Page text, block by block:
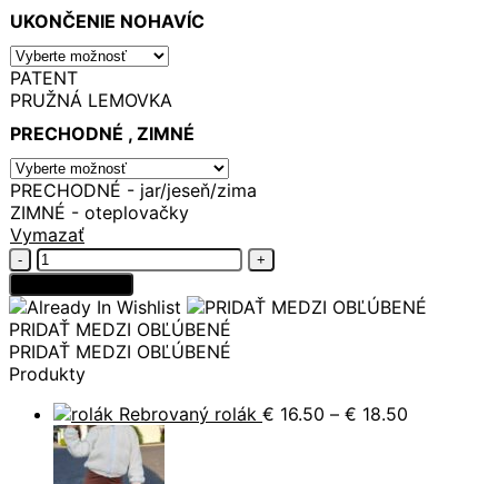
UKONČENIE NOHAVÍC
PATENT
PRUŽNÁ LEMOVKA
PRECHODNÉ , ZIMNÉ
PRECHODNÉ - jar/jeseň/zima
ZIMNÉ - oteplovačky
Vymazať
množstvo
Softshellové
nohavice
MENTOL
PRIDAŤ MEDZI OBĽÚBENÉ
PRIDAŤ MEDZI OBĽÚBENÉ
Produkty
Rebrovaný rolák € 16.50 – € 18.50